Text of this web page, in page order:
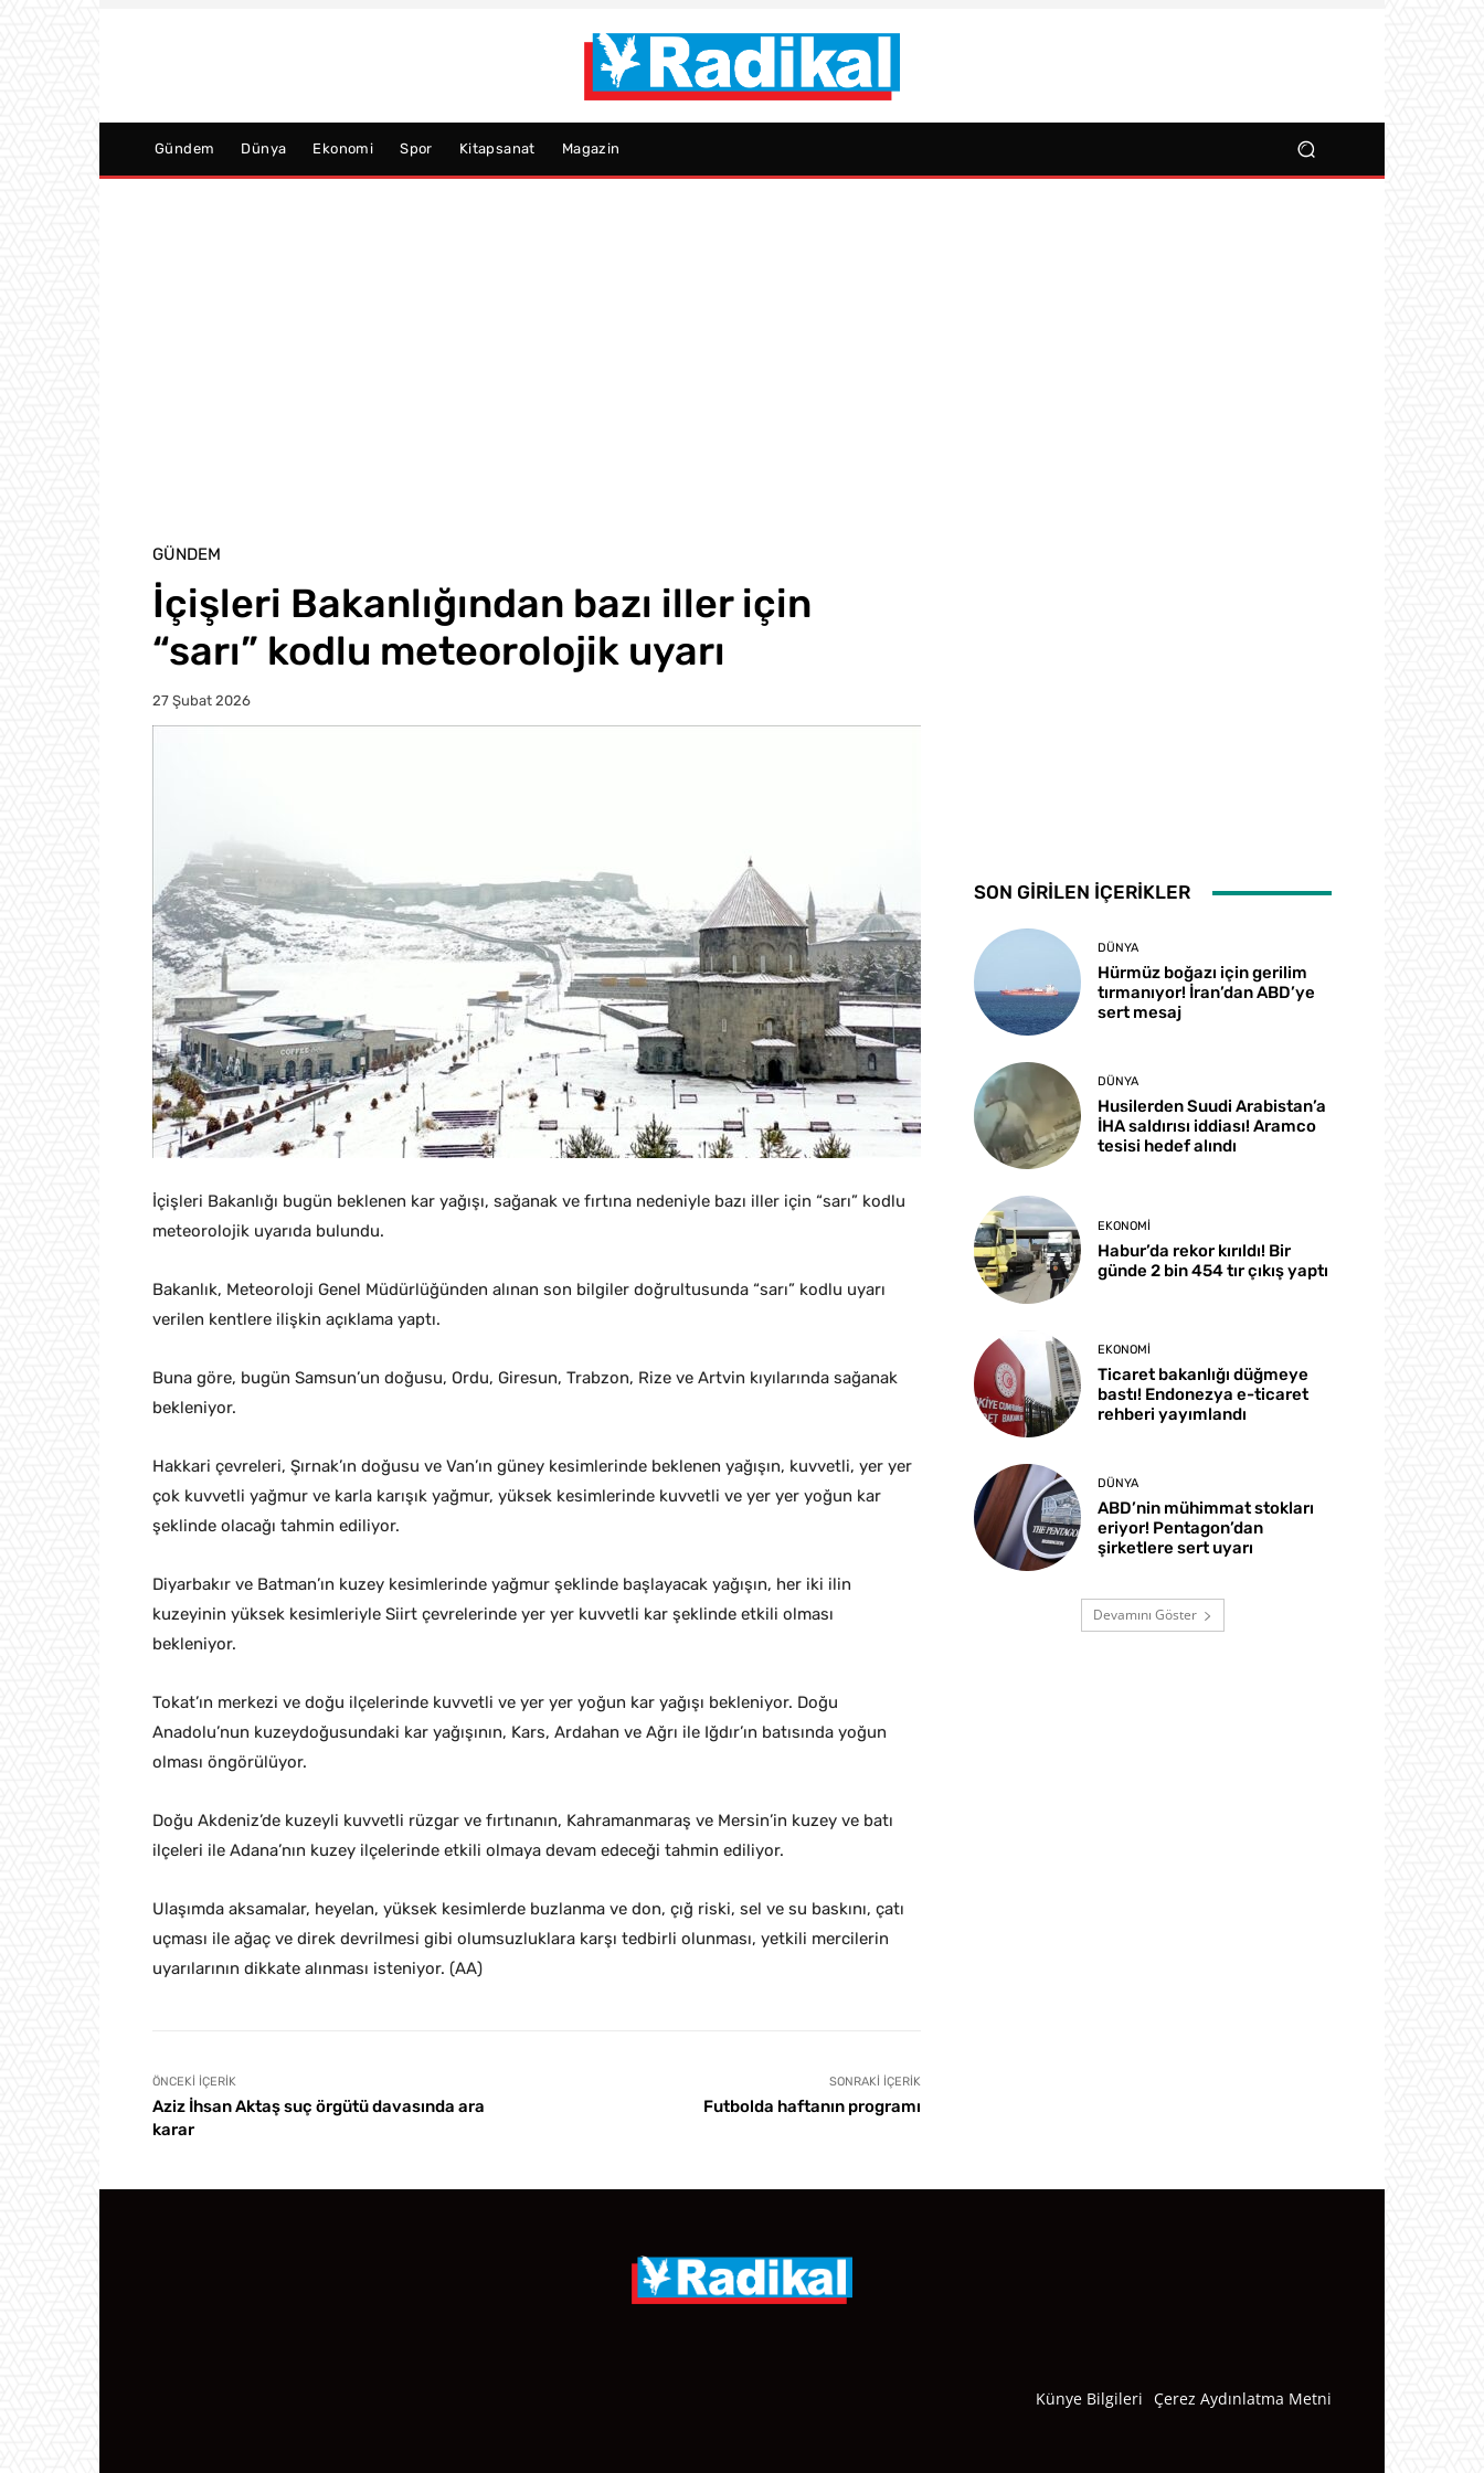
Gündem Dünya Ekonomi Spor Kitapsanat Magazin
GÜNDEM
İçişleri Bakanlığından bazı iller için
“sarı” kodlu meteorolojik uyarı
27 Şubat 2026
İçişleri Bakanlığı bugün beklenen kar yağışı, sağanak ve fırtına nedeniyle bazı iller için “sarı” kodlu
meteorolojik uyarıda bulundu.
Bakanlık, Meteoroloji Genel Müdürlüğünden alınan son bilgiler doğrultusunda “sarı” kodlu uyarı
verilen kentlere ilişkin açıklama yaptı.
Buna göre, bugün Samsun’un doğusu, Ordu, Giresun, Trabzon, Rize ve Artvin kıyılarında sağanak
bekleniyor.
Hakkari çevreleri, Şırnak’ın doğusu ve Van’ın güney kesimlerinde beklenen yağışın, kuvvetli, yer yer
çok kuvvetli yağmur ve karla karışık yağmur, yüksek kesimlerinde kuvvetli ve yer yer yoğun kar
şeklinde olacağı tahmin ediliyor.
Diyarbakır ve Batman’ın kuzey kesimlerinde yağmur şeklinde başlayacak yağışın, her iki ilin
kuzeyinin yüksek kesimleriyle Siirt çevrelerinde yer yer kuvvetli kar şeklinde etkili olması
bekleniyor.
Tokat’ın merkezi ve doğu ilçelerinde kuvvetli ve yer yer yoğun kar yağışı bekleniyor. Doğu
Anadolu’nun kuzeydoğusundaki kar yağışının, Kars, Ardahan ve Ağrı ile Iğdır’ın batısında yoğun
olması öngörülüyor.
Doğu Akdeniz’de kuzeyli kuvvetli rüzgar ve fırtınanın, Kahramanmaraş ve Mersin’in kuzey ve batı
ilçeleri ile Adana’nın kuzey ilçelerinde etkili olmaya devam edeceği tahmin ediliyor.
Ulaşımda aksamalar, heyelan, yüksek kesimlerde buzlanma ve don, çığ riski, sel ve su baskını, çatı
uçması ile ağaç ve direk devrilmesi gibi olumsuzluklara karşı tedbirli olunması, yetkili mercilerin
uyarılarının dikkate alınması isteniyor. (AA)
ÖNCEKI İÇERIK
Aziz İhsan Aktaş suç örgütü davasında ara
karar
SONRAKI İÇERIK
Futbolda haftanın programı
SON GİRİLEN İÇERİKLER
DÜNYA
Hürmüz boğazı için gerilim
tırmanıyor! İran’dan ABD’ye
sert mesaj
DÜNYA
Husilerden Suudi Arabistan’a
İHA saldırısı iddiası! Aramco
tesisi hedef alındı
EKONOMI
Habur’da rekor kırıldı! Bir
günde 2 bin 454 tır çıkış yaptı
EKONOMI
Ticaret bakanlığı düğmeye
bastı! Endonezya e-ticaret
rehberi yayımlandı
DÜNYA
ABD’nin mühimmat stokları
eriyor! Pentagon’dan
şirketlere sert uyarı
Devamını Göster
Künye Bilgileri Çerez Aydınlatma Metni